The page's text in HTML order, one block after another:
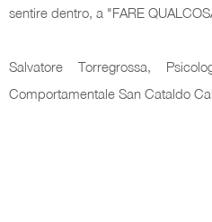
sentire dentro, a "FARE
Salvatore Torregrossa,
Comportamentale San Cataldo